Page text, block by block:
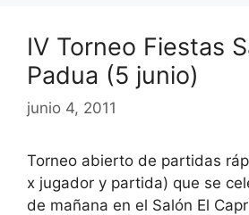
IV Torneo Fiestas
Padua (5 junio)
junio 4, 2011
Torneo abierto de partidas
x jugador y partida) que se
de mañana en el Salón El